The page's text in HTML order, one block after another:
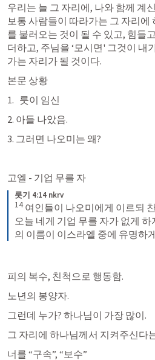
우리는 늘 그 자리에, 나와 함께 계
보통 사람들이 따라가는 그 자리
를 불러오는 것이 될 수 있고, 힘들
더하고, 주님을 ‘모시면' 그것이 내
가는 자리가 될 것이다.
본문 상황
룻이 임신
2. 아들 나았음.
3. 그러면 나오미는 왜?
고엘 - 기업 무를 자
룻기 4:14 nkrv
14 여인들이 나오미에게 이르되
오늘 네게 기업 무를 자가 없게
의 이름이 이스라엘 중에 유명하
피의 복수, 친척으로 행동함.
노년의 봉양자.
그런데 누가? 하나님이 가장 많이.
그 자리에 하나님께서 지켜주신다
너를 “구속”, “보수”